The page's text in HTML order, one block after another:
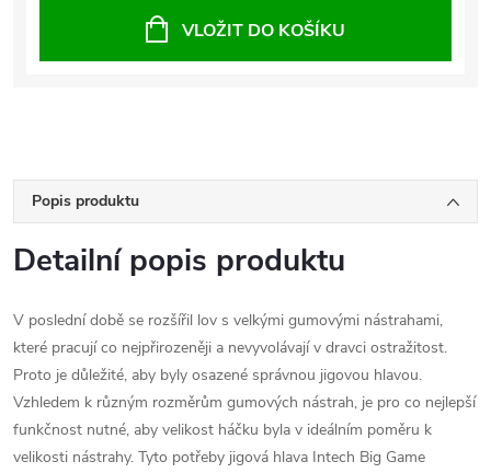
VLOŽIT DO KOŠÍKU
Popis produktu
Detailní popis produktu
V poslední době se rozšířil lov s velkými gumovými nástrahami,
které pracují co nejpřirozeněji a nevyvolávají v dravci ostražitost.
Proto je důležité, aby byly osazené správnou jigovou hlavou.
Vzhledem k různým rozměrům gumových nástrah, je pro co nejlepší
funkčnost nutné, aby velikost háčku byla v ideálním poměru k
velikosti nástrahy. Tyto potřeby jigová hlava Intech Big Game